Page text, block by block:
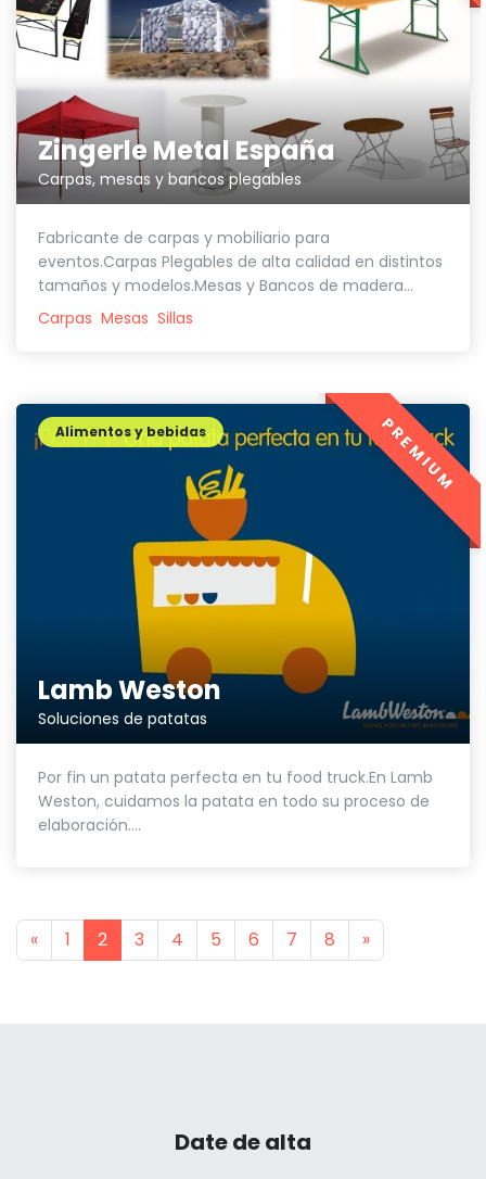
Zingerle Metal España
Carpas, mesas y bancos plegables
Fabricante de carpas y mobiliario para
eventos.Carpas Plegables de alta calidad en distintos
tamaños y modelos.Mesas y Bancos de madera...
Carpas Mesas Sillas
Lamb Weston
Soluciones de patatas
Alimentos y bebidas
Por fin un patata perfecta en tu food truck.En Lamb
Weston, cuidamos la patata en todo su proceso de
elaboración....
PREMIUM
«Previous
1 2 3 4 5 6 7 8 »Next
Date de alta